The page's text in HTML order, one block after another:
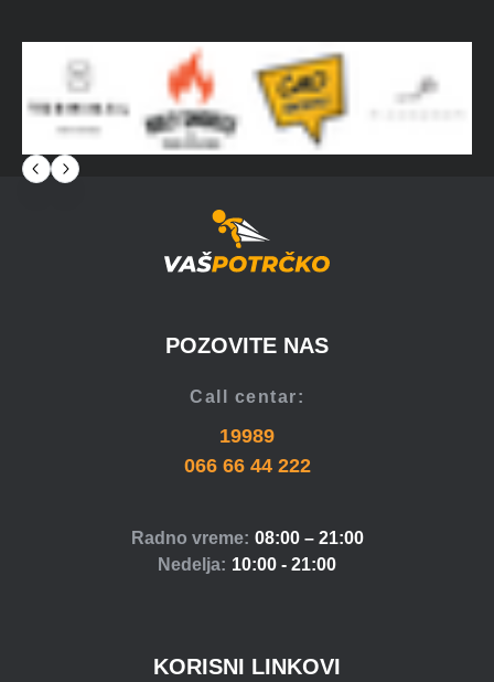
POZOVITE NAS
Call centar:
19989
066 66 44 222
Radno vreme: 08:00 – 21:00
Nedelja: 10:00 - 21:00
KORISNI LINKOVI